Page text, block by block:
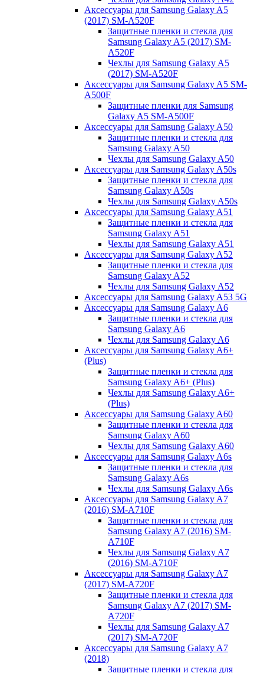
Аксессуары для Samsung Galaxy A5
(2017) SM-A520F
Защитные пленки и стекла для
Samsung Galaxy A5 (2017) SM-
A520F
Чехлы для Samsung Galaxy A5
(2017) SM-A520F
Аксессуары для Samsung Galaxy A5 SM-
A500F
Защитные пленки для Samsung
Galaxy A5 SM-A500F
Аксессуары для Samsung Galaxy A50
Защитные пленки и стекла для
Samsung Galaxy A50
Чехлы для Samsung Galaxy A50
Аксессуары для Samsung Galaxy A50s
Защитные пленки и стекла для
Samsung Galaxy A50s
Чехлы для Samsung Galaxy A50s
Аксессуары для Samsung Galaxy A51
Защитные пленки и стекла для
Samsung Galaxy A51
Чехлы для Samsung Galaxy A51
Аксессуары для Samsung Galaxy A52
Защитные пленки и стекла для
Samsung Galaxy A52
Чехлы для Samsung Galaxy A52
Аксессуары для Samsung Galaxy A53 5G
Аксессуары для Samsung Galaxy A6
Защитные пленки и стекла для
Samsung Galaxy A6
Чехлы для Samsung Galaxy A6
Аксессуары для Samsung Galaxy A6+
(Plus)
Защитные пленки и стекла для
Samsung Galaxy A6+ (Plus)
Чехлы для Samsung Galaxy A6+
(Plus)
Аксессуары для Samsung Galaxy A60
Защитные пленки и стекла для
Samsung Galaxy A60
Чехлы для Samsung Galaxy A60
Аксессуары для Samsung Galaxy A6s
Защитные пленки и стекла для
Samsung Galaxy A6s
Чехлы для Samsung Galaxy A6s
Аксессуары для Samsung Galaxy A7
(2016) SM-A710F
Защитные пленки и стекла для
Samsung Galaxy A7 (2016) SM-
A710F
Чехлы для Samsung Galaxy A7
(2016) SM-A710F
Аксессуары для Samsung Galaxy A7
(2017) SM-A720F
Защитные пленки и стекла для
Samsung Galaxy A7 (2017) SM-
A720F
Чехлы для Samsung Galaxy A7
(2017) SM-A720F
Аксессуары для Samsung Galaxy A7
(2018)
Защитные пленки и стекла для